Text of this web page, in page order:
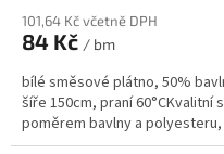
101,64 Kč včetně DPH
84 Kč / bm
bílé směsové plátno, 50%
šíře 150cm, praní
poměrem bavlny a